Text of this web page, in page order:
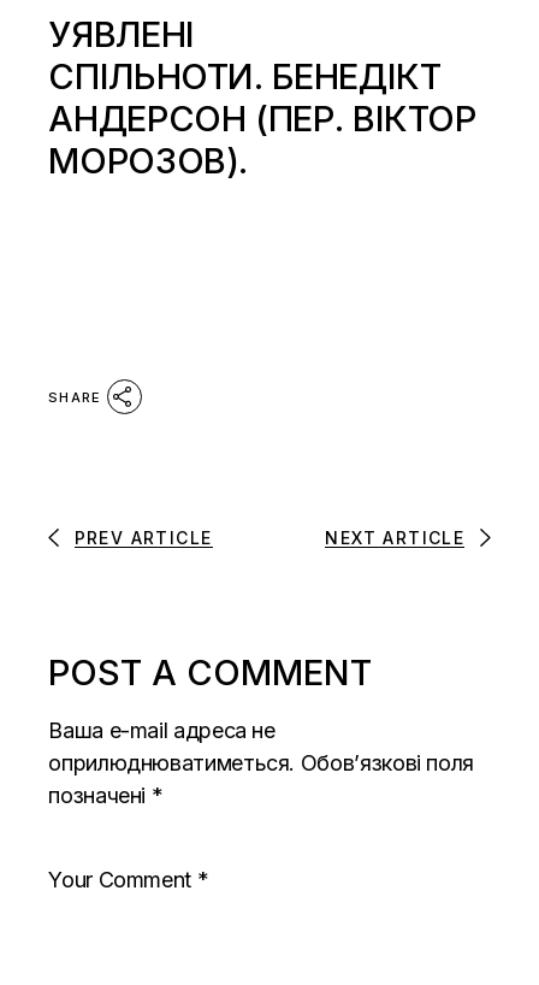
УЯВЛЕНІ
СПІЛЬНОТИ. БЕНЕДІКТ
АНДЕРСОН (ПЕР. ВІКТОР
МОРОЗОВ).
SHARE
PREV ARTICLE NEXT ARTICLE
POST A COMMENT
Ваша e-mail адреса не
оприлюднюватиметься. Обов’язкові поля
позначені *